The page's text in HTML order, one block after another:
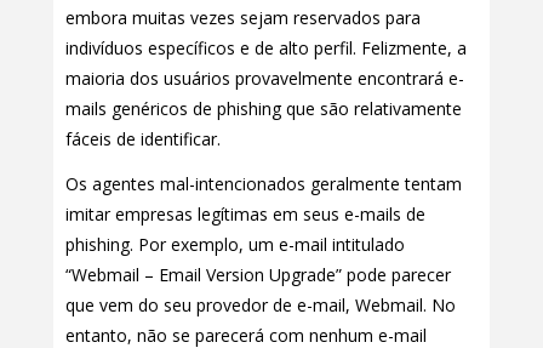
embora muitas vezes sejam reservados para
indivíduos específicos e de alto perfil. Felizmente, a
maioria dos usuários provavelmente encontrará e-
mails genéricos de phishing que são relativamente
fáceis de identificar.
Os agentes mal-intencionados geralmente tentam
imitar empresas legítimas em seus e-mails de
phishing. Por exemplo, um e-mail intitulado
“Webmail – Email Version Upgrade” pode parecer
que vem do seu provedor de e-mail, Webmail. No
entanto, não se parecerá com nenhum e-mail